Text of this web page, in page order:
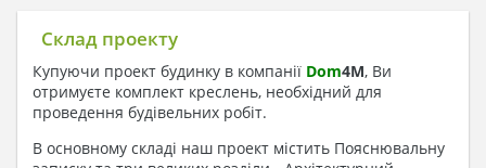
Склад проекту
Купуючи проект будинку в компанії Dom4M, Ви
отримуєте комплект креслень, необхідний для
проведення будівельних робіт.
В основному складі наш проект містить Пояснювальну